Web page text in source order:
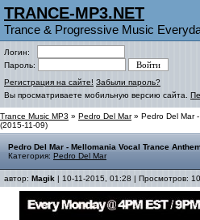
TRANCE-MP3.NET
Trance & Progressive Music
Логин:
Пароль:
Регистрация на сайте! Забыли пароль?
Вы просматриваете мобильную версию сайта.
Trance Music MP3 » Pedro Del Mar» Pedro Del Mar -
(2015-11-09)
Pedro Del Mar - Mellomania Vocal Trance
Категория: Pedro Del Mar
автор: Magik | 10-11-2015, 01:28 | Просмотров: